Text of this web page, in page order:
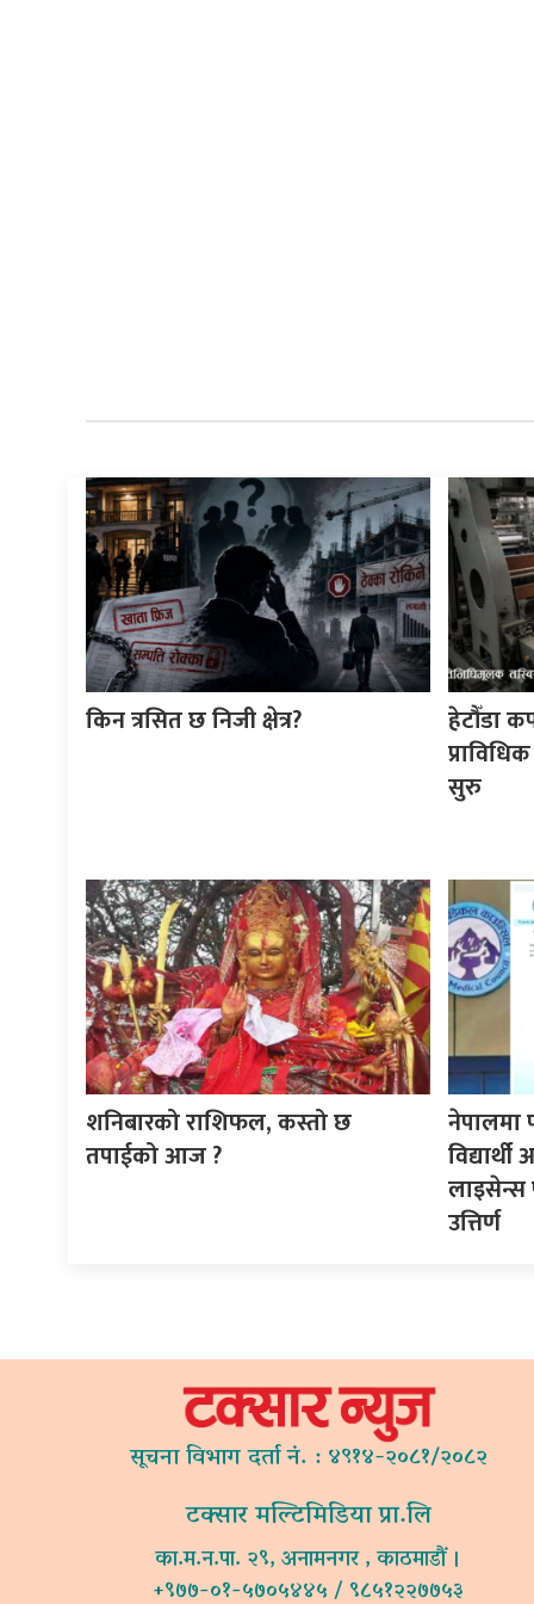
किन त्रसित छ निजी क्षेत्र?
हेटौँडा
सुरु
शनिबारको राशिफल, कस्तो छ
तपाईको आज ?
नेपालमा
लाइसेन्स
उत्तिर्ण
सूचना विभाग दर्ता नं. : ४९१४-२०८१/२०८२
टक्सार मल्टिमिडिया प्रा.लि
का.म.न.पा. २९, अनामनगर , काठमाडौं ।
+९७७-०१-५७०५४४५ / ९८५१२२७७५३